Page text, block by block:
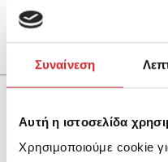
Συναίνεση
Αυτή η ιστοσελίδα
Χρησιμοποιούμε cookie